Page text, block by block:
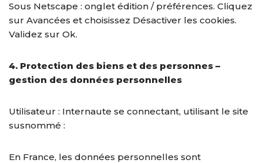
Sous Netscape : onglet édition / préférences. Cliquez
sur Avancées et choisissez Désactiver les cookies.
Validez sur Ok.
4. Protection des biens et des personnes –
gestion des données personnelles
Utilisateur : Internaute se connectant, utilisant le site
susnommé :
En France, les données personnelles sont